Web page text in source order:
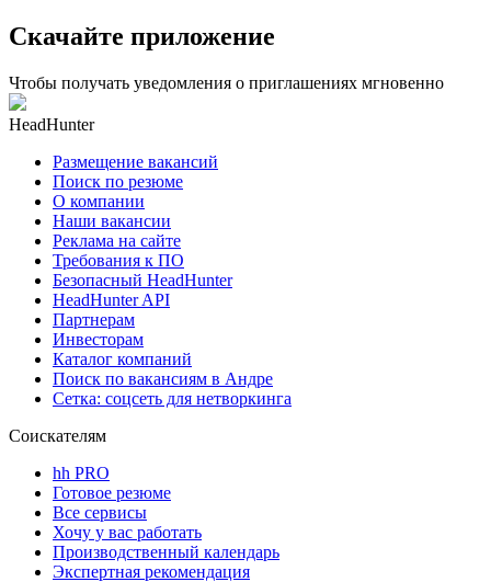
Скачайте приложение
Чтобы получать уведомления о приглашениях мгновенно
HeadHunter
Размещение вакансий
Поиск по резюме
О компании
Наши вакансии
Реклама на сайте
Требования к ПО
Безопасный HeadHunter
HeadHunter API
Партнерам
Инвесторам
Каталог компаний
Поиск по вакансиям в Андре
Сетка: соцсеть для нетворкинга
Соискателям
hh PRO
Готовое резюме
Все сервисы
Хочу у вас работать
Производственный календарь
Экспертная рекомендация